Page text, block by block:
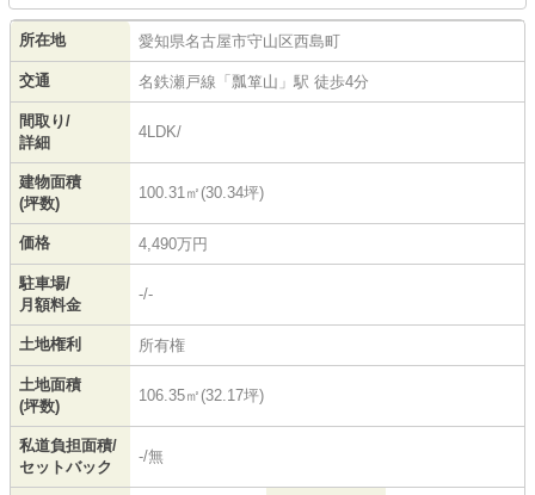
所在地 愛知県名古屋市守山区西島町
交通 名鉄瀬戸線 「 瓢箪山 」駅 徒歩4分
間取り/
詳細
4LDK/
建物面積
(坪数)
100.31㎡(30.34坪)
価格 4,490万円
駐車場/
月額料金
-/-
土地権利 所有権
土地面積
(坪数)
106.35㎡(32.17坪)
私道負担面積/
セットバック
-/無